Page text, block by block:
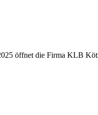
öffnet die Firma KLB